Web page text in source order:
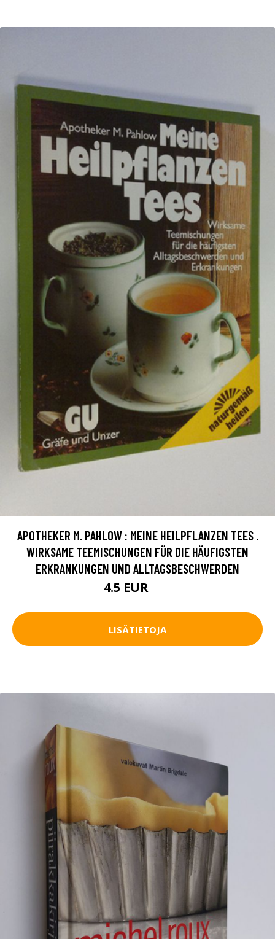
APOTHEKER M. PAHLOW : MEINE HEILPFLANZEN TEES .
WIRKSAME TEEMISCHUNGEN FÜR DIE HÄUFIGSTEN
ERKRANKUNGEN UND ALLTAGSBESCHWERDEN
4.5 EUR
LISÄTIETOJA